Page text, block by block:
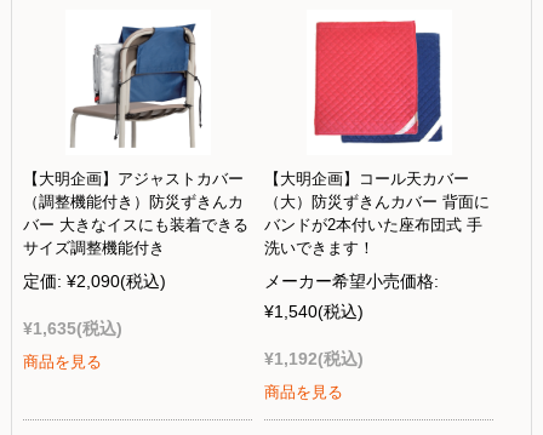
【大明企画】アジャストカバー
（調整機能付き）防災ずきんカ
バー 大きなイスにも装着できる
サイズ調整機能付き
定価: ¥2,090(税込)
¥1,635(税込)
商品を見る
【大明企画】コール天カバー
（大）防災ずきんカバー 背面に
バンドが2本付いた座布団式 手
洗いできます！
メーカー希望小売価格:
¥1,540(税込)
¥1,192(税込)
商品を見る